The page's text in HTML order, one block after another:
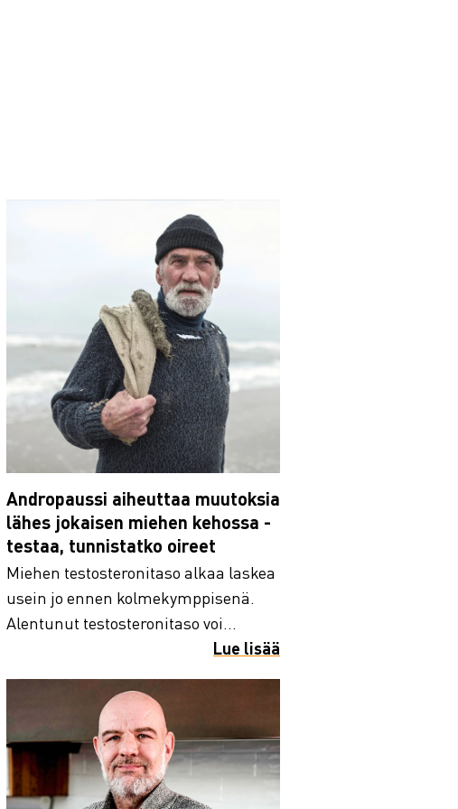
Andropaussi aiheuttaa muutoksia
lähes jokaisen miehen kehossa -
testaa, tunnistatko oireet
Miehen testosteronitaso alkaa laskea
usein jo ennen kolmekymppisenä.
Alentunut testosteronitaso voi...
Lue lisää